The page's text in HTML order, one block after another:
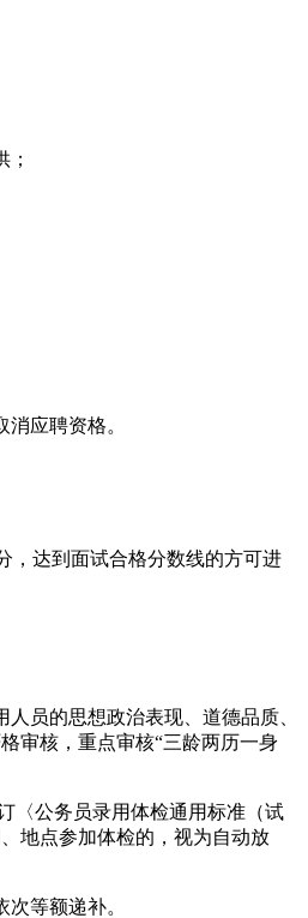
应聘资格。
，达到面试合格分数线的方可进
员的思想政治表现、道德品质、
审核，重点审核“三龄两历一身
〈公务员录用体检通用标准（试
地点参加体检的，视为自动放
等额递补。